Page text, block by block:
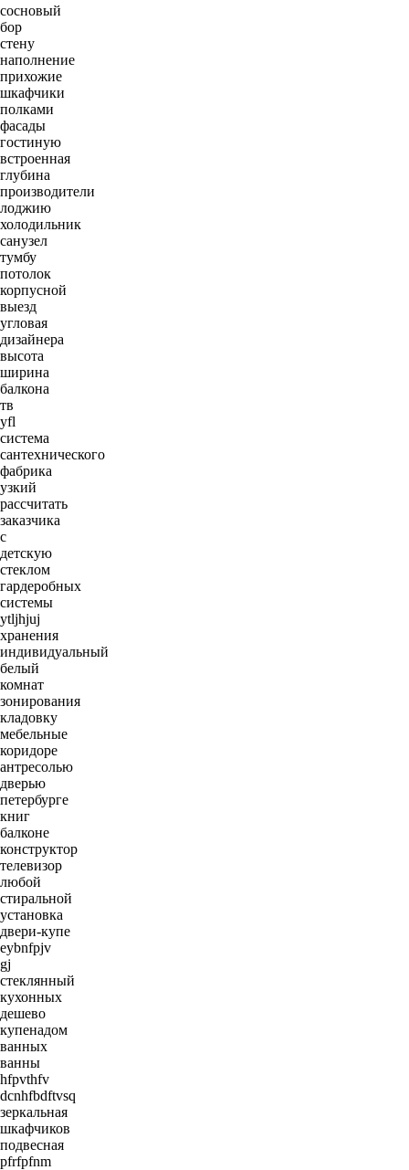
сосновый
бор
стену
наполнение
прихожие
шкафчики
полками
фасады
гостиную
встроенная
глубина
производители
лоджию
холодильник
санузел
тумбу
потолок
корпусной
выезд
угловая
дизайнера
высота
ширина
балкона
тв
yfl
система
сантехнического
фабрика
узкий
рассчитать
заказчика
c
детскую
стеклом
гардеробных
системы
ytljhjuj
хранения
индивидуальный
белый
комнат
зонирования
кладовку
мебельные
коридоре
антресолью
дверью
петербурге
книг
балконе
конструктор
телевизор
любой
стиральной
установка
двери-купе
eybnfpjv
gj
стеклянный
кухонных
дешево
купенадом
ванных
ванны
hfpvthfv
dcnhfbdftvsq
зеркальная
шкафчиков
подвесная
pfrfpfnm